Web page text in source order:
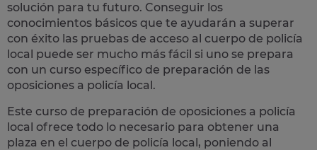
solución para tu futuro. Conseguir los
conocimientos básicos que te ayudarán a superar
con éxito las pruebas de acceso al cuerpo de policía
local puede ser mucho más fácil si uno se prepara
con un curso específico de preparación de las
oposiciones a policía local.
Este curso de preparación de oposiciones a policía
local ofrece todo lo necesario para obtener una
plaza en el cuerpo de policía local, poniendo al